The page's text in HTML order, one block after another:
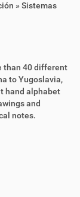
» Sistemas
than 40 different
to Yugoslavia,
hand alphabet
and
notes.